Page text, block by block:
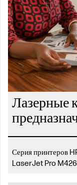
Лазерные
Серия принтеров
LaserJet Pro M426